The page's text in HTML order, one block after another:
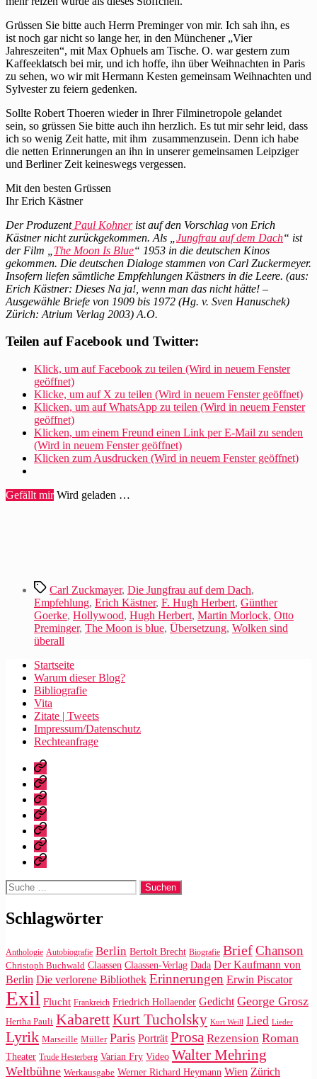
Grüssen Sie bitte auch Herrn Preminger von mir. Ich sah ihn, es
ist noch gar nicht so lange her, in den Münchener „Vier
Jahreszeiten“, mit Max Ophuels am Tische. O. war gestern zum
Kaffeeklatsch bei mir, und ich hoffe, ihn über Weihnachten in Paris
zu sehen, wo wir mit Hermann Kesten gemeinsam Weihnachten und
Sylvester zu feiern gedenken.
Sollte Robert Thoeren wieder in Ihrer Filminetropole gelandet
sein, so grüssen Sie bitte auch ihn herzlich. Es tut mir sehr leid, dass
ich so wenig Zeit hatte, mit ihm zusammenzusein. Denn ich habe
die netten Erinnerungen an ihn in unserer gemeinsamen Leipziger
und Berliner Zeit keineswegs vergessen.
Mit den besten Grüssen
Ihr Erich Kästner
Der ProduzentPaul Kohnerist auf den Vorschlag von Erich
Kästner nicht zurückgekommen. Als „ Jungfrau auf dem Dach“ ist
der Film „ The Moon Is Blue“ 1953 in die deutschen Kinos
gekommen. Die deutschen Dialoge stammen von Carl Zuckermeyer.
Insofern liefen sämtliche Empfehlungen Kästners in die Leere. (aus:
Erich Kästner: Dieses Na ja!, wenn man das nicht hätte! –
Ausgewähle Briefe von 1909 bis 1972 (Hg. v. Sven Hanuschek)
Zürich: Atrium Verlag 2003) A.O.
Teilen auf Facebook und Twitter:
Klick, um auf Facebook zu teilen (Wird in neuem Fenster
geöffnet)
Klicke, um auf X zu teilen (Wird in neuem Fenster geöffnet)
Klicken, um auf WhatsApp zu teilen (Wird in neuem Fenster
geöffnet)
Klicken, um einem Freund einen Link per E-Mail zu senden
(Wird in neuem Fenster geöffnet)
Klicken zum Ausdrucken (Wird in neuem Fenster geöffnet)
Gefällt mir Wird geladen …
Schlagwörter
Carl Zuckmayer, Die Jungfrau auf dem Dach,
Empfehlung, Erich Kästner, F. Hugh Herbert, Günther
Goerke, Hollywood, Hugh Herbert, Martin Morlock, Otto
Preminger, The Moon is blue, Übersetzung, Wolken sind
überall
Startseite
Warum dieser Blog?
Bibliografie
Vita
Zitate | Tweets
Impressum/Datenschutz
Rechteanfrage
Startseite
Warum
dieser
Blog?
Bibliografie
Vita
Zitate
|
Tweets
Impressum/Datenschutz
Rechteanfrage
Suche
nach:
Schlagwörter
Anthologie Autobiografie Berlin Bertolt Brecht Biografie BriefChanson
Christoph Buchwald Claassen Claassen-Verlag Dada Der Kaufmann von
Berlin Die verlorene Bibliothek Erinnerungen Erwin Piscator
Exil Flucht Frankreich Friedrich Hollaender Gedicht George Grosz
Hertha Pauli KabarettKurt Tucholsky Kurt Weill Lied Lieder
Lyrik Marseille Müller Paris Porträt Prosa Rezension Roman
Theater Trude Hesterberg Varian Fry Video Walter Mehring
Weltbühne Werkausgabe Werner Richard Heymann Wien Zürich